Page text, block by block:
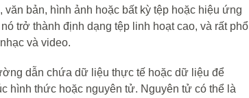
văn bản, hình ảnh hoặc bất kỳ tệp hoặc hiệu ứng
trở thành định dạng tệp linh hoạt cao, và rất phổ
và video.
dẫn chứa dữ liệu thực tế hoặc dữ liệu để
hình thức hoặc nguyên tử. Nguyên tử có thể là